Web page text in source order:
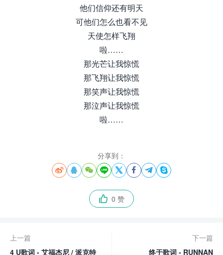
他们信仰还有明天
可他们怎么也看不见
天使怎样飞翔
啦……
那光芒让我惊慌
那飞翔让我惊慌
那笑声让我惊慌
那泣声让我惊慌
啦……
分享到：
       
 0 赞
上一篇
4 U歌词 - 艾福杰尼 / 派克特
下一篇
终于歌词 - RUNNAN